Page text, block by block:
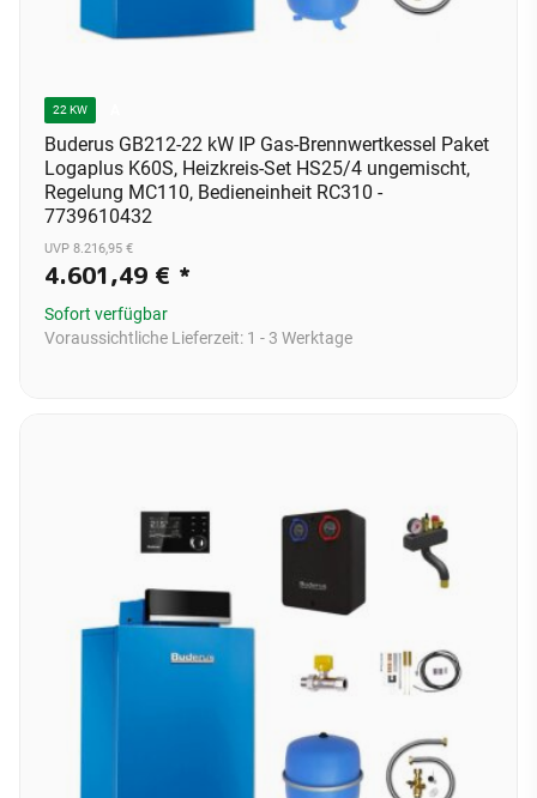
22 KW
Buderus GB212-22 kW IP Gas-Brennwertkessel Paket
Logaplus K60S, Heizkreis-Set HS25/4 ungemischt,
Regelung MC110, Bedieneinheit RC310 -
7739610432
UVP 8.216,95 €
4.601,49 € *
Sofort verfügbar
Voraussichtliche Lieferzeit: 1 - 3 Werktage